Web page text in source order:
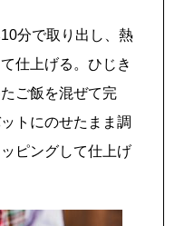
分で取り出し、熱
仕上げる。ひじき
ご飯を混ぜて完
トにのせたまま調
ピングして仕上げ